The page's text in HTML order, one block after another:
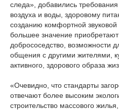
следа», добавились
воздуха и воды, здоровому
созданию комфортной
большее значение
добрососедство, возможности
общения с другими жителями,
активного, здорового образа
«Очевидно, что стандарты
отвечают более высоким
строительство массового